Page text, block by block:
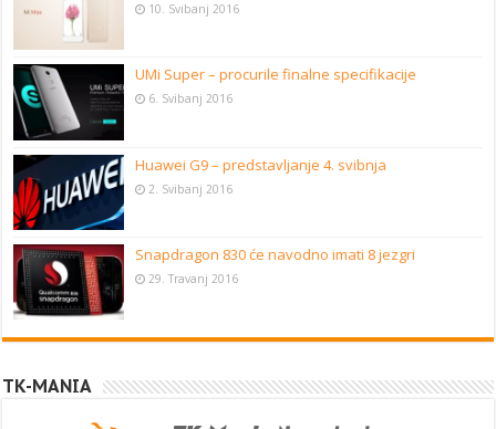
10. Svibanj 2016
UMi Super – procurile finalne specifikacije
6. Svibanj 2016
Huawei G9 – predstavljanje 4. svibnja
2. Svibanj 2016
Snapdragon 830 će navodno imati 8 jezgri
29. Travanj 2016
TK-MANIA